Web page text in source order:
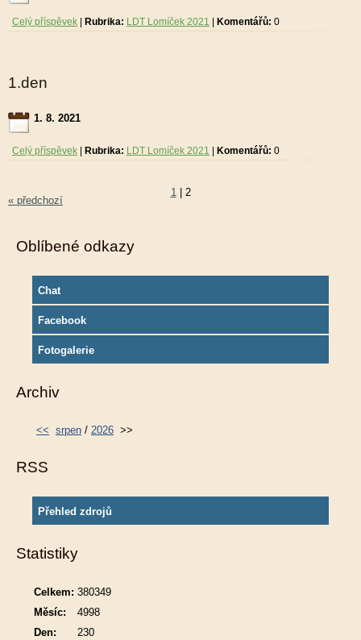
Celý příspěvek Rubrika: LDT Lomíček 2021 Komentářů: 0
1.den
1. 8. 2021
Celý příspěvek Rubrika: LDT Lomíček 2021 Komentářů: 0
« předchozí
1 2
Oblíbené odkazy
Chat
Facebook
Fotogalerie
Archiv
<< srpen / 2026 >>
RSS
Přehled zdrojů
Statistiky
Celkem: 380349
Měsíc:
4998
Den:
230